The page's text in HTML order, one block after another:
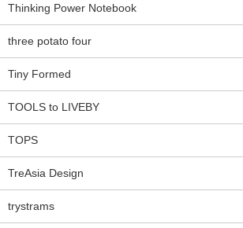
Thinking Power Notebook
three potato four
Tiny Formed
TOOLS to LIVEBY
TOPS
TreAsia Design
trystrams